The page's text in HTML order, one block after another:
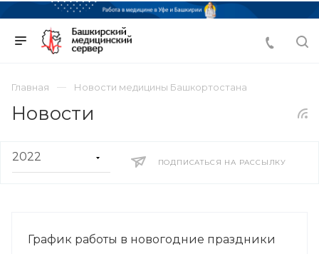
Главная Новости медицины Башкортостана
Новости
ПОДПИСАТЬСЯ НА РАССЫЛКУ
График работы в новогодние праздники